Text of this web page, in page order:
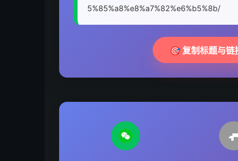
5%85%a8%e8%a7%82%e6%b5%8b/
🎯 复制标题与链